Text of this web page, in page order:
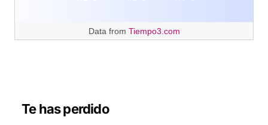
Data from Tiempo3.com
Te has perdido